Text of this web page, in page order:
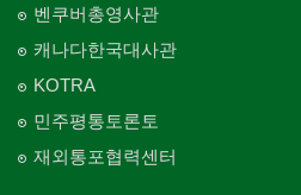
벤쿠버총영사관
캐나다한국대사관
KOTRA
민주평통토론토
재외통포협력센터